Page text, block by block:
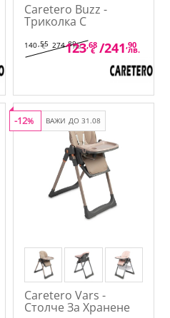
Caretero Buzz -
Триколка С
Родителски Контрол
140 ,55
€ 274,89лв.
123,68
€ /241 ,90
лв.
ВАЖИ ДО 31.08
-12%
Caretero Vars -
Столче За Хранене